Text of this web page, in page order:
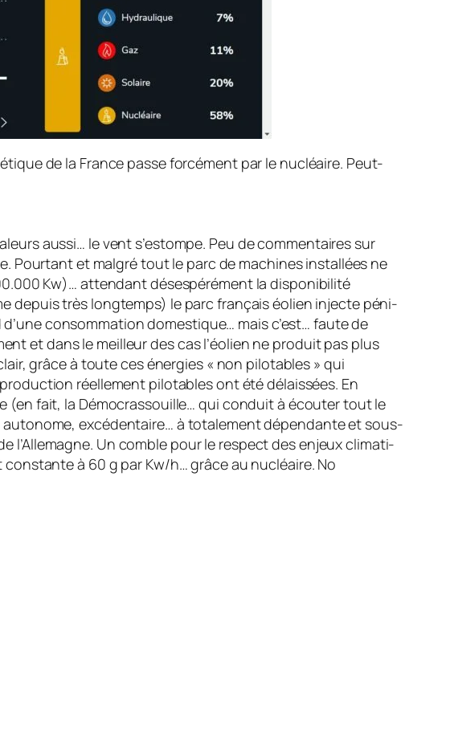
de la France passe forcément par le nuclé­aire. Peut-
aussi… le vent s’estompe. Peu de com­mentaires sur
Pourtant et malgré tout le parc de machines installées ne
Kw)… attendant désespérément la disponibilité
depuis très longtemps) le parc français éolien injecte péni­
consommation domestique… mais c’est… faute de
et dans le meilleur des cas l’éolien ne produit pas plus
grâce à toute ces énergies « non pilota­bles » qui
réellement pilotables ont été délaissées. En
(en fait, la Démocrassouille… qui conduit à écouter tout le
autonome, excédentai­re… à totalement dépendante et sous-
l’Allemagne. Un comble pour le respect des enjeux climati­
à 60 g par Kw/h… grâce au nucléaire. No